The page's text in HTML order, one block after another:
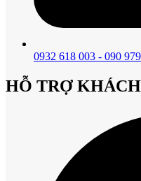
0932 618 003 - 090
HỖ TRỢ